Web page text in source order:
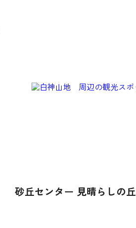
砂丘センター 見晴らしの丘